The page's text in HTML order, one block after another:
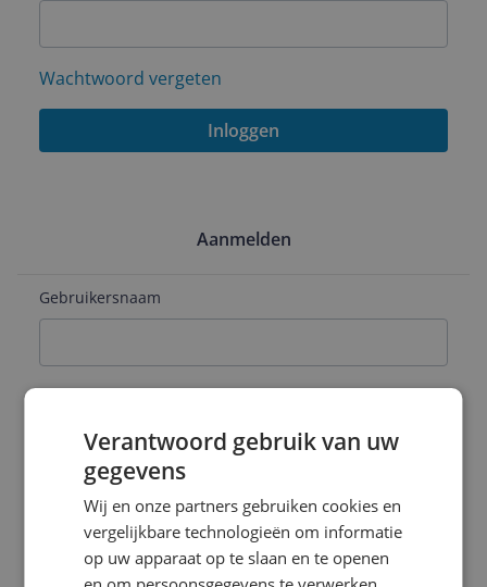
Wachtwoord vergeten
Inloggen
Aanmelden
Gebruikersnaam
Verantwoord gebruik van uw
gegevens
Wij en onze partners gebruiken cookies en
vergelijkbare technologieën om informatie
op uw apparaat op te slaan en te openen